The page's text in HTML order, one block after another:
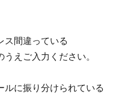
ス間違っている
えご入力ください。
ルに振り分けられている